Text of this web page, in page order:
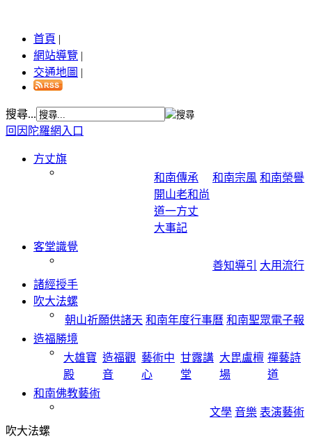
首頁 |
網站導覽 |
交通地圖 |
搜尋...
回因陀羅網入口
方丈旗
和南傳承
開山老和尚
道一方丈
大事記
和南宗風 和南榮譽
客堂識覺
善知導引
大用流行
諸經授手
吹大法螺
朝山祈願供諸天 和南年度行事曆 和南聖眾電子報
造福勝境
大雄寶
殿
造福觀
音
藝術中
心
甘露講
堂
大毘盧檀
場
禪藝詩
道
和南佛教藝術
文學 音樂 表演藝術
吹大法螺